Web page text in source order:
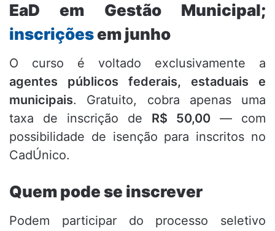
EaD em Gestão Municipal;
inscriçõesem junho
O curso é voltado exclusivamente a
agentes públicos federais, estaduais e
municipais. Gratuito, cobra apenas uma
taxa de inscrição de R$ 50,00 — com
possibilidade de isenção para inscritos no
CadÚnico.
Quem pode se inscrever
Podem participar do processo seletivo